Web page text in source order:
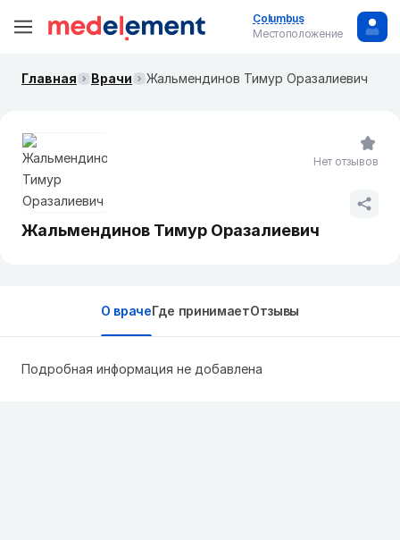
Columbus
Местоположение
Главная Врачи Жальмендинов Тимур Оразалиевич
Жальмендинов Тимур Оразалиевич
Нет отзывов
О врачеГде принимаетОтзывы
Подробная информация не добавлена